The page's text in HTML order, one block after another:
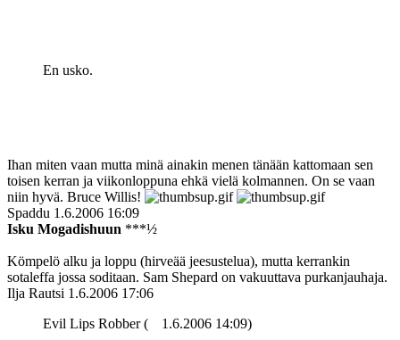
En usko.
Ihan miten vaan mutta minä ainakin menen tänään kattomaan sen
toisen kerran ja viikonloppuna ehkä vielä kolmannen. On se vaan
niin hyvä. Bruce Willis!
Spaddu 1.6.2006 16:09
Isku Mogadishuun ***½
Kömpelö alku ja loppu (hirveää jeesustelua), mutta kerrankin
sotaleffa jossa soditaan. Sam Shepard on vakuuttava purkanjauhaja.
Ilja Rautsi 1.6.2006 17:06
Evil Lips Robber (
1.6.2006 14:09)